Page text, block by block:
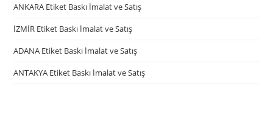
ANKARA Etiket Baskı İmalat ve Satış
İZMİR Etiket Baskı İmalat ve Satış
ADANA Etiket Baskı İmalat ve Satış
ANTAKYA Etiket Baskı İmalat ve Satış